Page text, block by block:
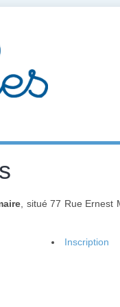
, situé 77 Rue
Inscription